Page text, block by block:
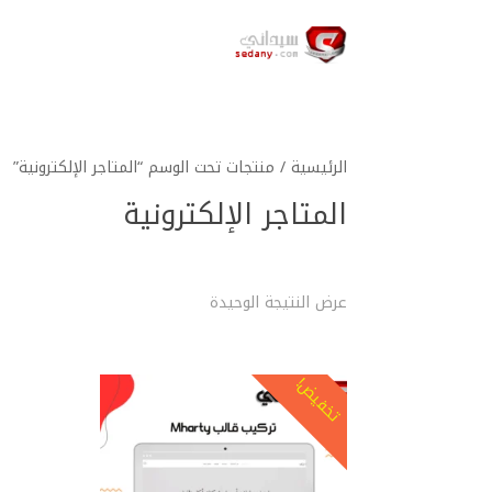
الرئيسية/ منتجات تحت الوسم “المتاجر الإلكترونية”
المتاجر الإلكترونية
عرض النتيجة الوحيدة
تخفيض!